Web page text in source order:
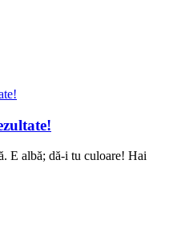
E albă; dă-i tu culoare! Hai